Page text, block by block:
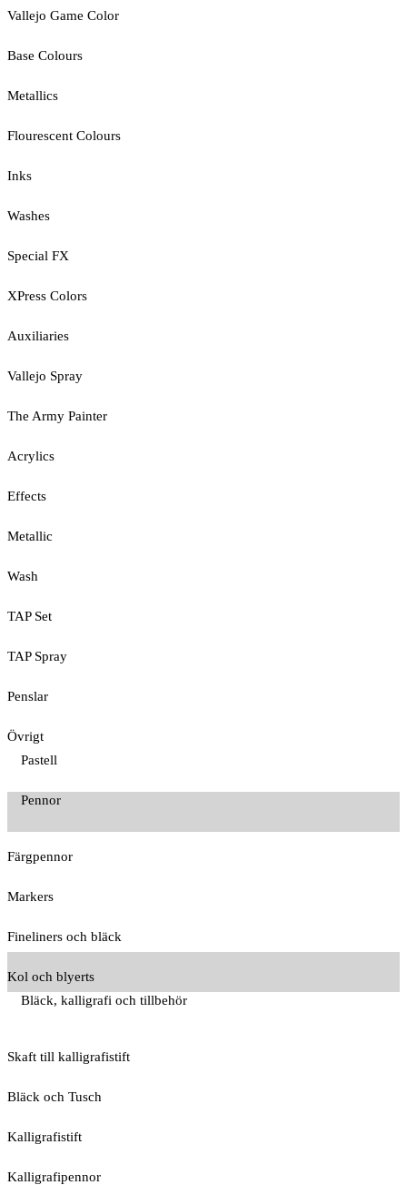
Vallejo Game Color
Base Colours
Metallics
Flourescent Colours
Inks
Washes
Special FX
XPress Colors
Auxiliaries
Vallejo Spray
The Army Painter
Acrylics
Effects
Metallic
Wash
TAP Set
TAP Spray
Penslar
Övrigt
Pastell
Pennor
Färgpennor
Markers
Fineliners och bläck
Kol och blyerts
Bläck, kalligrafi och tillbehör
Skaft till kalligrafistift
Bläck och Tusch
Kalligrafistift
Kalligrafipennor